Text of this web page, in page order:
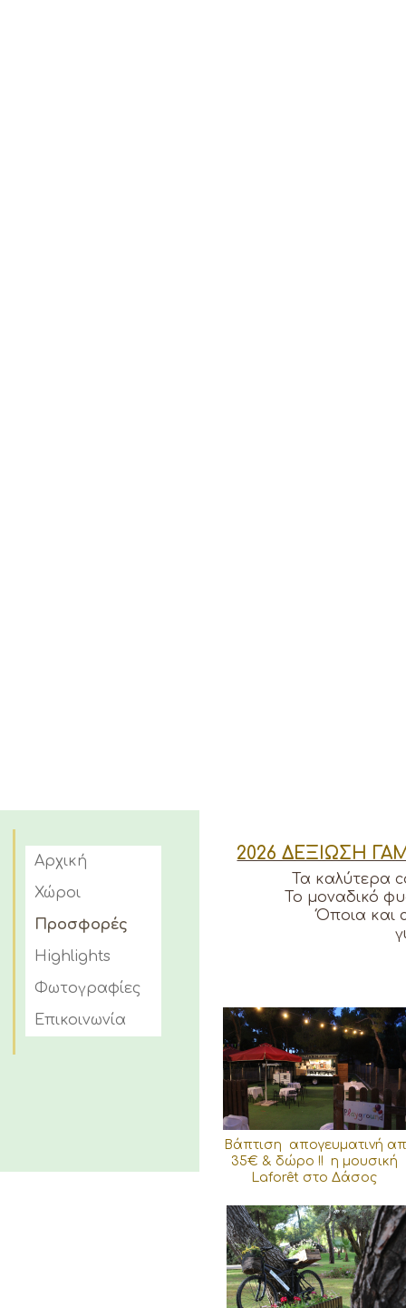
Αρχική
Χώροι
Προσφορές
Highlights
Φωτογραφίες
Επικοινωνία
Bάπτιση απογευματινή
35€ & δώρο !! η μουσική
Laforêt στο Δάσος
2026 ΔΕΞΙΩΣΗ
Τα καλύτερα
Το μοναδικό
Όποια και